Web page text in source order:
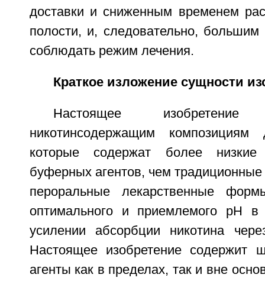
доставки и сниженным временем
полости, и, следовательно, большим
соблюдать режим лечения.
Краткое изложение сущности
Настоящее
никотинсодержащим композициям
которые содержат более
буферных агентов, чем
пероральные лекарственные
оптимального и приемлемого pH
усилении абсорбции никотина
Настоящее изобретение содержит
агенты как в пределах, так и вне